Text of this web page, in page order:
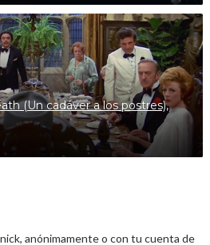
(Un cadáver a los postres),
anónimamente o con tu cuenta de